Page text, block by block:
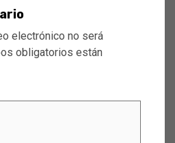
electrónico no será
obligatorios están